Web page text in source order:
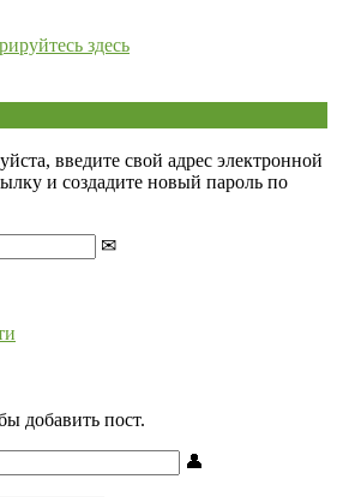
здесь
введите свой адрес электронной
и создадите новый пароль по
добавить пост.